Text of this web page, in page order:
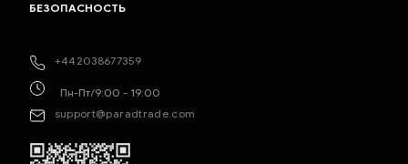
+442038677359
Пн-Пт/9:00 - 19:00
support@paradtrade.com
БЕЗОПАСНОСТЬ